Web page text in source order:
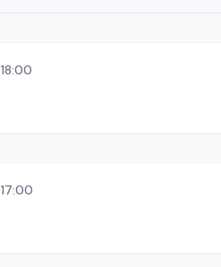
18:00
17:00